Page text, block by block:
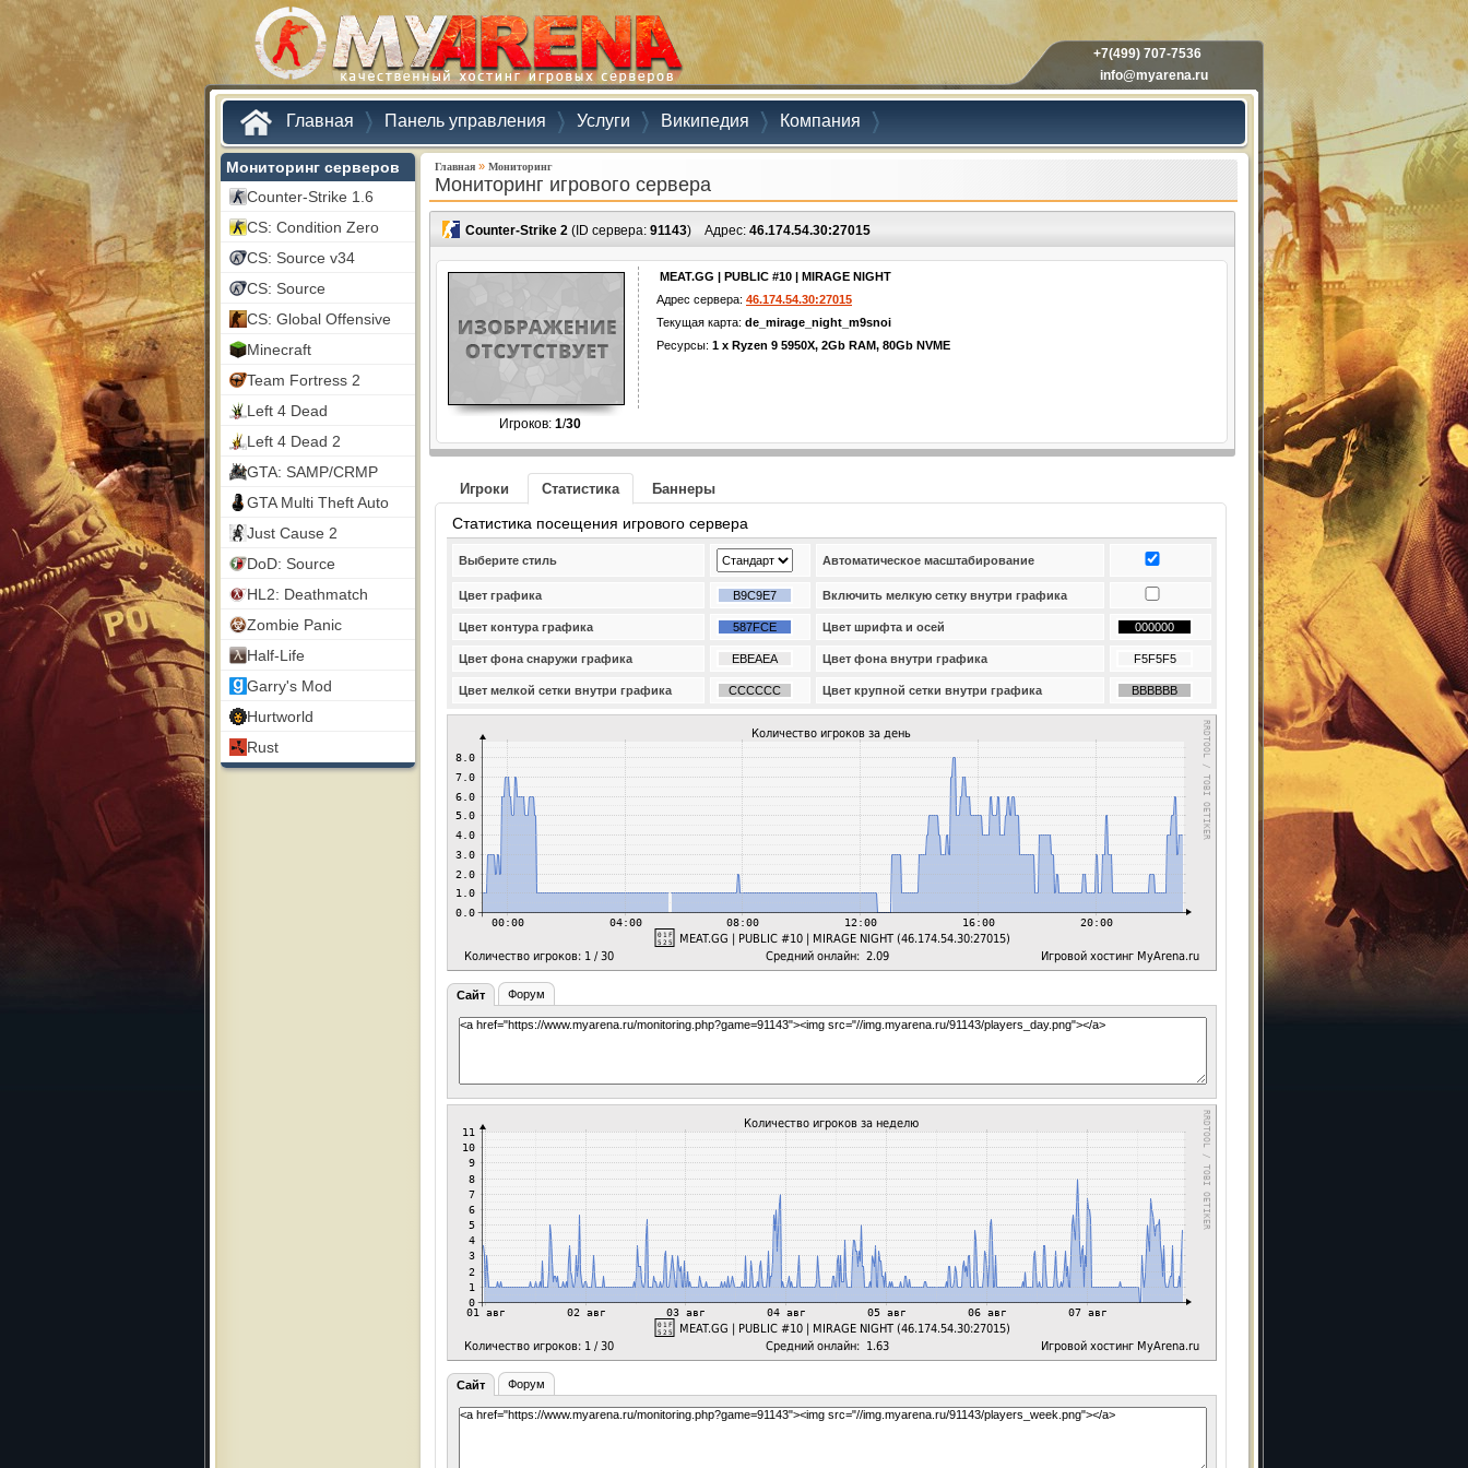
+7(499) 707-7536
info@myarena.ru
Главная Панель управления Услуги Википедия Компания
Мониторинг серверов
Counter-Strike 1.6
CS: Condition Zero
CS: Source v34
CS: Source
CS: Global Offensive
Minecraft
Team Fortress 2
Left 4 Dead
Left 4 Dead 2
GTA: SAMP/CRMP
GTA Multi Theft Auto
Just Cause 2
DoD: Source
HL2: Deathmatch
Zombie Panic
Half-Life
Garry's Mod
Hurtworld
Rust
Главная » Мониторинг
Мониторинг игрового сервера
Counter-Strike 2 (ID сервера: 91143) Адрес: 46.174.54.30:27015
Игроков: 1/30
MEAT.GG | PUBLIC #10 | MIRAGE NIGHT
Адрес сервера: 46.174.54.30:27015
Текущая карта: de_mirage_night_m9snoi
Ресурсы: 1 x Ryzen 9 5950X, 2Gb RAM, 80Gb NVME
Игроки Статистика Баннеры
Статистика посещения игрового сервера
Выберите стиль Автоматическое масштабирование
Цвет графика Включить мелкую сетку внутри графика
Цвет контура графика Цвет шрифта и осей
Цвет фона снаружи графика Цвет фона внутри графика
Цвет мелкой сетки внутри графика Цвет крупной сетки внутри графика
Сайт Форум
Сайт Форум